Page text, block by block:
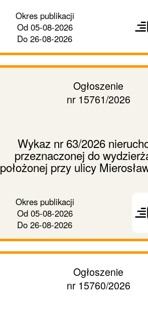
Okres publikacji
Od05-08-2026
Do 26-08-2026
dalej
Ogłoszenie
nr 15761/2026
Wykaz nr 63/2026
przeznaczonej do
położonej przy ulicy
Okres publikacji
Od05-08-2026
Do 26-08-2026
dalej
Ogłoszenie
nr 15760/2026